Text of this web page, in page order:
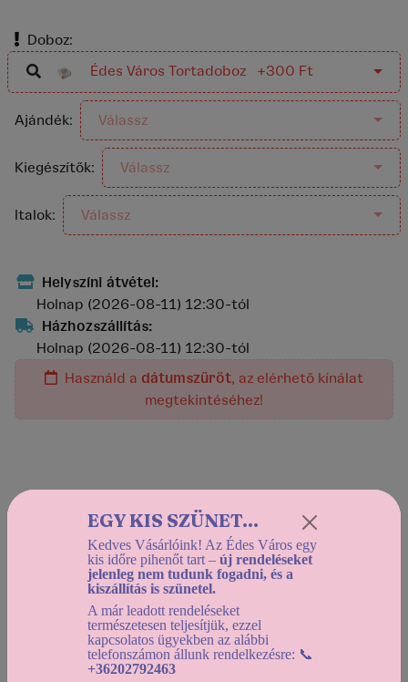
Doboz:
Édes Város Tortadoboz +300 Ft
Ajándék: Válassz
Kiegészítők: Válassz
Italok: Válassz
Helyszíni átvétel:
Holnap (2026-08-11) 12:30-tól
Házhozszállítás:
Holnap (2026-08-11) 12:30-tól
Használd a dátumszűrőt, az elérhető kínálat
megtekintéséhez!
vissza a kínálathoz
Gyertyák,
tűzijáték,
Pezsgők
és borok
EGY KIS SZÜNET...
Kedves Vásárlóink! Az Édes Város egy
kis időre pihenőt tart – új rendeléseket
jelenleg nem tudunk fogadni, és a
kiszállítás is szünetel.
A már leadott rendeléseket
természetesen teljesítjük, ezzel
kapcsolatos ügyekben az alábbi
telefonszámon állunk rendelkezésre: 📞
+36202792463